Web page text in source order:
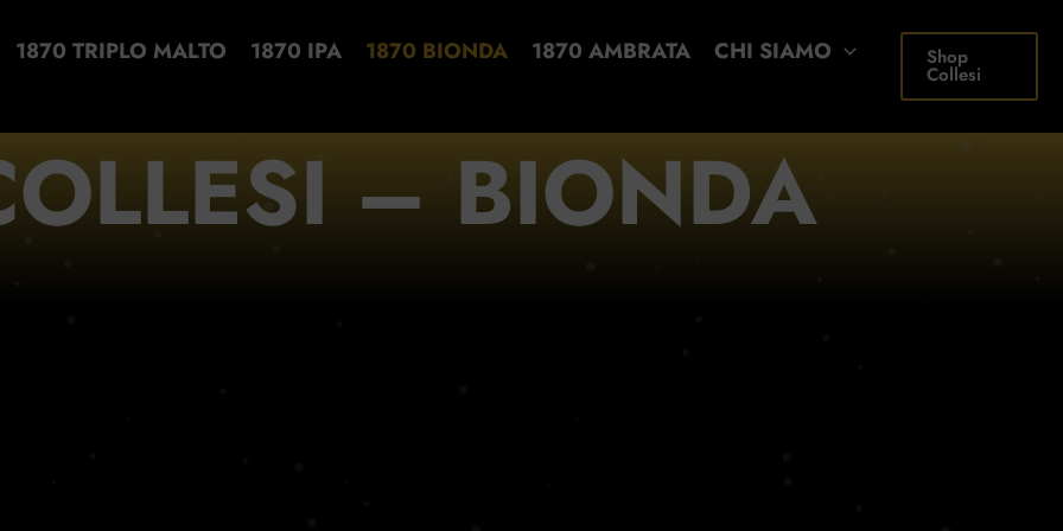
1870 TRIPLO MALTO 1870 IPA 1870 BIONDA 1870 AMBRATA
CHI SIAMO
Shop
Collesi
– BIONDA